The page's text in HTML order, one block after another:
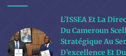
L’ISSEA Et La
Du Cameroun
Stratégique Au
D’excellence Et